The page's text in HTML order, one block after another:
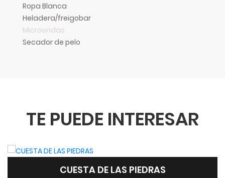
Ropa Blanca
Heladera/freigobar
Microondas
Secador de pelo
TE PUEDE INTERESAR
CUESTA DE LAS PIEDRAS SUITES Y